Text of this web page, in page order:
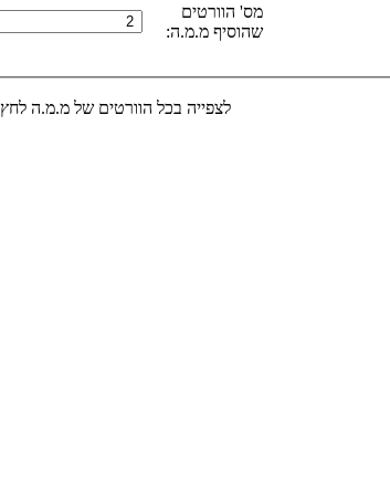
מס' הוורטים
שהוסיף מ.מ.ה:
לצפייה בכל הוורטים של מ.מ.ה לחץ